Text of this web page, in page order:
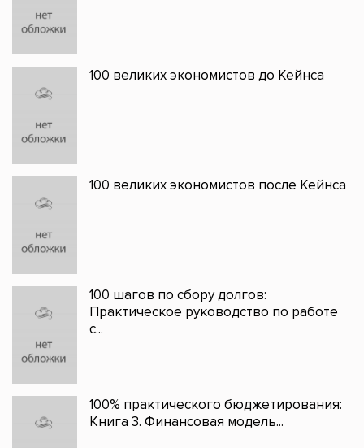
100 великих экономистов до Кейнса
100 великих экономистов после Кейнса
100 шагов по сбору долгов:
Практическое руководство по работе
с...
100% практического бюджетирования:
Книга 3. Финансовая модель...